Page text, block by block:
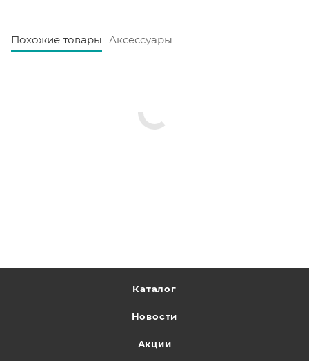
Похожие товары Аксессуары
Каталог
Новости
Акции